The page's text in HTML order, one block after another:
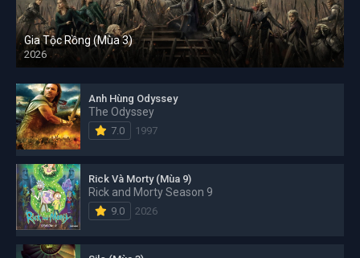
Gia Tộc Rồng (Mùa 3)
2026
Anh Hùng Odyssey
The Odyssey
7.0 1997
Rick Và Morty (Mùa 9)
Rick and Morty Season 9
9.0 2026